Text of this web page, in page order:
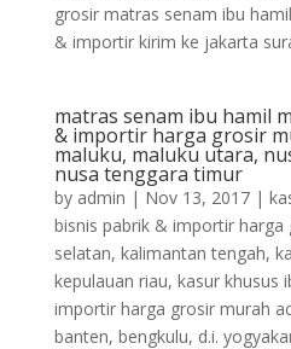
grosir matras senam ibu
& importir kirim ke jakarta
matras senam ibu hamil
& importir harga grosir
maluku, maluku utara,
nusa tenggara timur
by admin | Nov 13, 2017|
bisnis pabrik & importir
selatan, kalimantan tengah,
kepulauan riau, kasur khusus
importir harga grosir murah
banten, bengkulu, d.i.